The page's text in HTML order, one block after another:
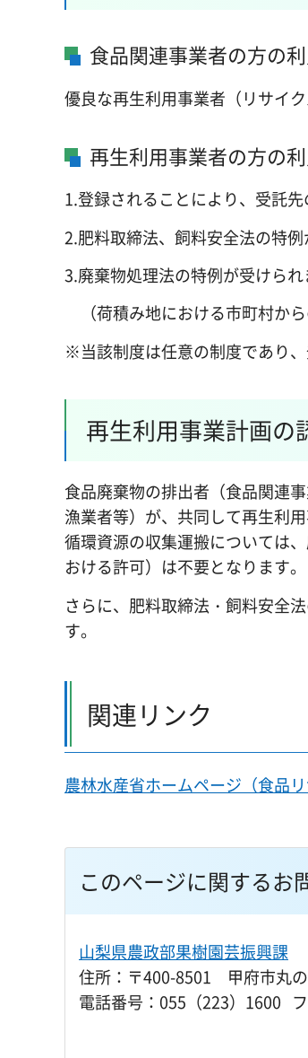
食品関連事業者の方の
優良な再生利用事業者（リサイ
再生利用事業者の方の
1.登録されることにより、受託先
2.肥料取締法、飼料安全法の特
3.廃棄物処理法の特例が受けら
（荷積み地における市町村から
※当該制度は任意の制度であり
再生利用事業計画の
食品廃棄物の排出者（食品関連
漁業者等）が、共同して再生利
循環資源の収集運搬については
おける許可）は不要となります。
さらに、肥料取締法・飼料安全
す。
関連リンク
農林水産省ホームページ（食品リ
このページに関するお
山梨県農政部果樹園芸振興課
住所：〒400-8501 甲府市丸
電話番号：055（223）1600